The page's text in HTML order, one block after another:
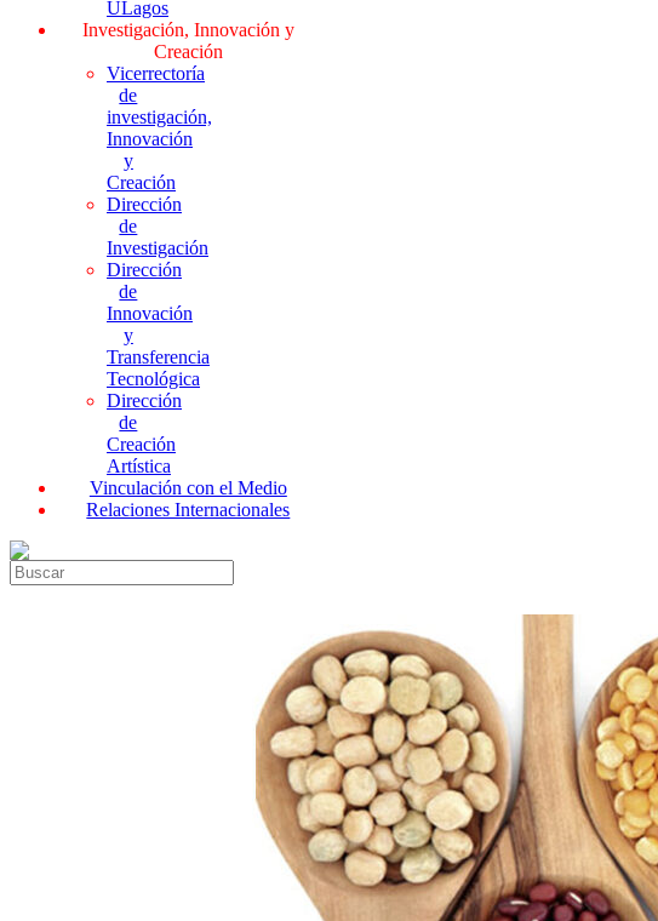
ULagos
Investigación, Innovación y
Creación
Vicerrectoría
de
investigación,
Innovación
y
Creación
Dirección
de
Investigación
Dirección
de
Innovación
y
Transferencia
Tecnológica
Dirección
de
Creación
Artística
Vinculación con el Medio
Relaciones Internacionales